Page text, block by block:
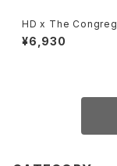
HD x The
ow 2025 Tee -
¥6,930